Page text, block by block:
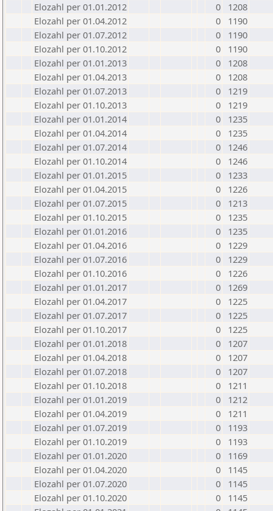
Elozahl per 01.01.2012
0
1208
Elozahl per 01.04.2012
0
1190
Elozahl per 01.07.2012
0
1190
Elozahl per 01.10.2012
0
1190
Elozahl per 01.01.2013
0
1208
Elozahl per 01.04.2013
0
1208
Elozahl per 01.07.2013
0
1219
Elozahl per 01.10.2013
0
1219
Elozahl per 01.01.2014
0
1235
Elozahl per 01.04.2014
0
1235
Elozahl per 01.07.2014
0
1246
Elozahl per 01.10.2014
0
1246
Elozahl per 01.01.2015
0
1233
Elozahl per 01.04.2015
0
1226
Elozahl per 01.07.2015
0
1213
Elozahl per 01.10.2015
0
1235
Elozahl per 01.01.2016
0
1235
Elozahl per 01.04.2016
0
1229
Elozahl per 01.07.2016
0
1229
Elozahl per 01.10.2016
0
1226
Elozahl per 01.01.2017
0
1269
Elozahl per 01.04.2017
0
1225
Elozahl per 01.07.2017
0
1225
Elozahl per 01.10.2017
0
1225
Elozahl per 01.01.2018
0
1207
Elozahl per 01.04.2018
0
1207
Elozahl per 01.07.2018
0
1207
Elozahl per 01.10.2018
0
1211
Elozahl per 01.01.2019
0
1212
Elozahl per 01.04.2019
0
1211
Elozahl per 01.07.2019
0
1193
Elozahl per 01.10.2019
0
1193
Elozahl per 01.01.2020
0
1169
Elozahl per 01.04.2020
0
1145
Elozahl per 01.07.2020
0
1145
Elozahl per 01.10.2020
0
1145